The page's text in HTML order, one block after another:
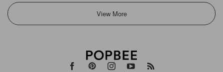
View More